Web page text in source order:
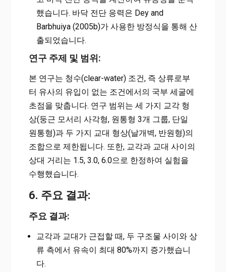
했습니다. 바닥 전단 응력은 Dey and
Barbhuiya (2005b)가 사용한 방정식을 통해 산
출되었습니다.
연구 주제 및 범위:
본 연구는 청수(clear-water) 조건, 즉 상류로부
터 유사의 유입이 없는 조건에서의 국부 세굴에
초점을 맞춥니다. 연구 범위는 세 가지 교각 형
상(둥근 모서리 사각형, 원통형 3개 그룹, 단일
원통형)과 두 가지 교대 형상(날개벽, 반원형)의
조합으로 제한됩니다. 또한, 교각과 교대 사이의
상대 거리는 1.5, 3.0, 6.0으로 한정하여 실험을
수행했습니다.
6. 주요 결과:
주요 결과:
교각과 교대가 근접할 때, 두 구조물 사이와 상
류 측에서 유속이 최대 80%까지 증가했습니
다.